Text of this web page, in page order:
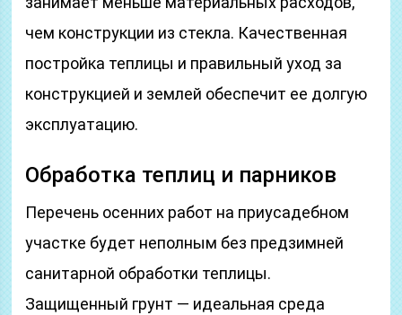
чем конструкции из стекла. Качественная
постройка теплицы и правильный уход за
конструкцией и землей обеспечит ее долгую
эксплуатацию.
Обработка теплиц и парников
Перечень осенних работ на приусадебном
участке будет неполным без предзимней
санитарной обработки теплицы.
Защищенный грунт — идеальная среда